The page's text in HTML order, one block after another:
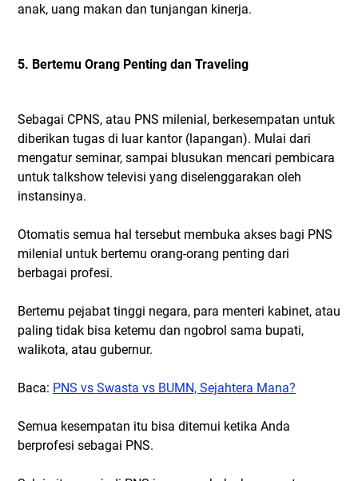
anak, uang makan dan tunjangan kinerja.
5. Bertemu Orang Penting dan Traveling
Sebagai CPNS, atau PNS milenial, berkesempatan untuk
diberikan tugas di luar kantor (lapangan). Mulai dari
mengatur seminar, sampai blusukan mencari pembicara
untuk talkshow televisi yang diselenggarakan oleh
instansinya.
Otomatis semua hal tersebut membuka akses bagi PNS
milenial untuk bertemu orang-orang penting dari
berbagai profesi.
Bertemu pejabat tinggi negara, para menteri kabinet, atau
paling tidak bisa ketemu dan ngobrol sama bupati,
walikota, atau gubernur.
Baca: PNS vs Swasta vs BUMN, Sejahtera Mana?
Semua kesempatan itu bisa ditemui ketika Anda
berprofesi sebagai PNS.